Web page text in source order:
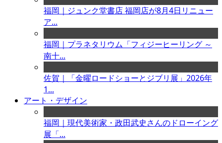
福岡｜ジュンク堂書店 福岡店が8月4日リニュー
ア...
福岡｜プラネタリウム「フィジーヒーリング ～
南十...
佐賀｜「金曜ロードショーとジブリ展」2026年
1...
アート・デザイン
福岡｜現代美術家・政田武史さんのドローイング
展「...